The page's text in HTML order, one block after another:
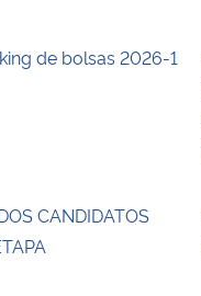
de bolsas 2026-1
CANDIDATOS